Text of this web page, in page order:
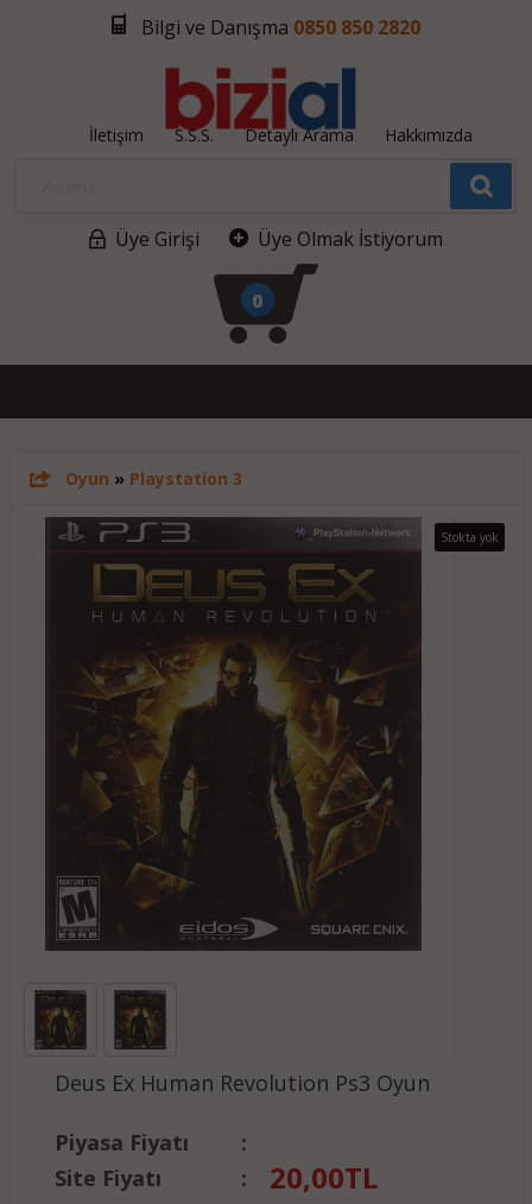
Bilgi ve Danışma 0850 850 2820
İletişim S.S.S. Detaylı Arama Hakkımızda
Üye Girişi Üye Olmak İstiyorum
0
Oyun » Playstation 3
Stokta yok
Deus Ex Human Revolution Ps3 Oyun
Piyasa Fiyatı
:
Site Fiyatı
: 20,00TL